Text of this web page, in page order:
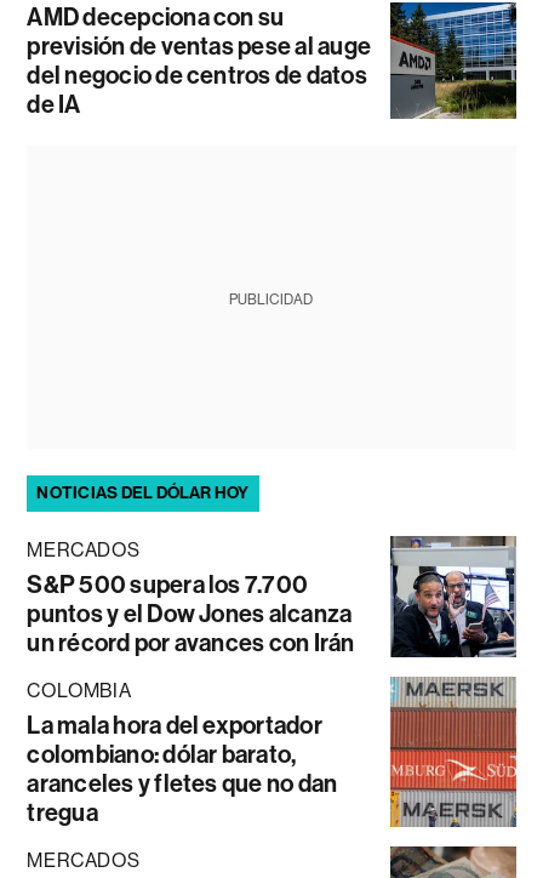
AMD decepciona con su
previsión de ventas pese al auge
del negocio de centros de datos
de IA
PUBLICIDAD
NOTICIAS DEL DÓLAR HOY
MERCADOS
S&P 500 supera los 7.700
puntos y el Dow Jones alcanza
un récord por avances con Irán
COLOMBIA
La mala hora del exportador
colombiano: dólar barato,
aranceles y fletes que no dan
tregua
MERCADOS